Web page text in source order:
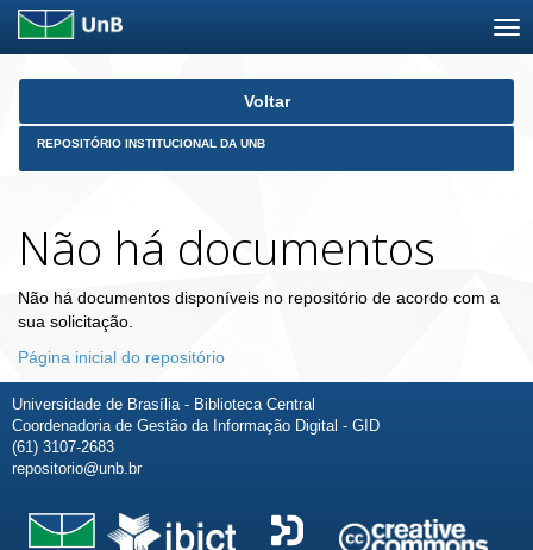
Skip
Voltar
REPOSITÓRIO INSTITUCIONAL DA UNB
Não há documentos
Não há documentos disponíveis no repositório de acordo com a
sua solicitação.
Página inicial do repositório
Universidade de Brasília - Biblioteca Central
Coordenadoria de Gestão da Informação Digital - GID
(61) 3107-2683
repositorio@unb.br